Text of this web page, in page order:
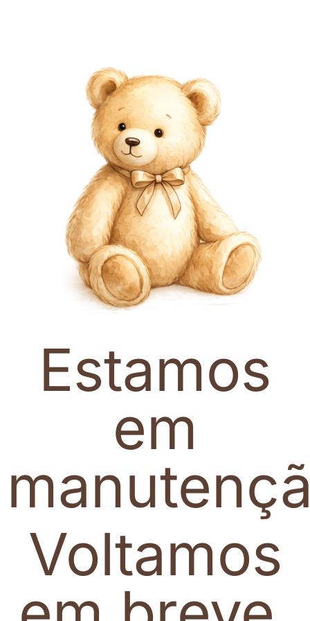
Estamos
em
Voltamos